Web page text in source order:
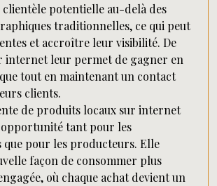
potentielle au-delà des
traditionnelles, ce qui peut
et accroître leur visibilité. De
internet leur permet de gagner en
tout en maintenant un contact
clients.
de produits locaux sur internet
tant pour les
que pour les producteurs. Elle
façon de consommer plus
où chaque achat devient un